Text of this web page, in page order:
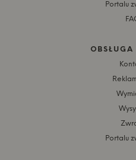
Portalu
OBSŁUGA
Portalu